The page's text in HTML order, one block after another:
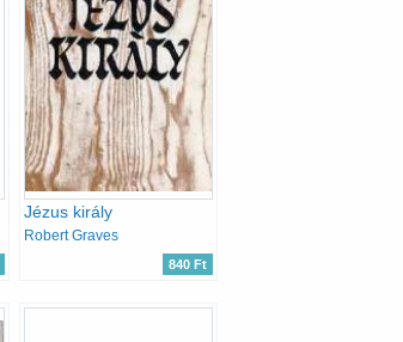
Jézus király
Robert Graves
840 Ft